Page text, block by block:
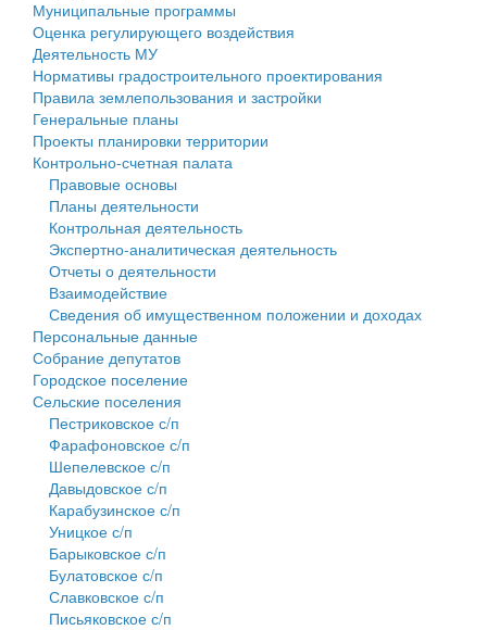
Правила землепользования и застройки
Генеральные планы
Проекты планировки территории
Собрание депутатов
Городское поселение
Сельские поселения
Муниципальные программы
Оценка регулирующего воздействия
Деятельность МУ
Нормативы градостроительного проектирования
Правила землепользования и застройки
Генеральные планы
Проекты планировки территории
Контрольно-счетная палата
Правовые основы
Планы деятельности
Контрольная деятельность
Экспертно-аналитическая деятельность
Отчеты о деятельности
Взаимодействие
Сведения об имущественном положении и доходах
Персональные данные
Собрание депутатов
Городское поселение
Сельские поселения
Пестриковское с/п
Фарафоновское с/п
Шепелевское с/п
Давыдовское с/п
Карабузинское с/п
Уницкое с/п
Барыковское с/п
Булатовское с/п
Славковское с/п
Письяковское с/п